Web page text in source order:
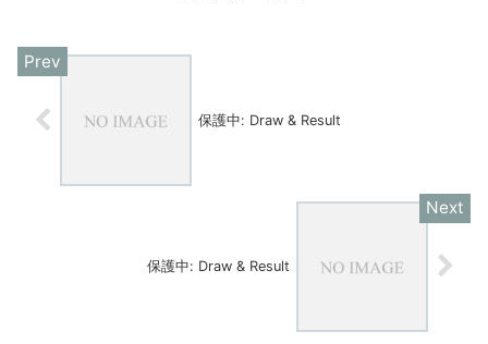
保護中: Draw & Result
保護中: Draw & Result